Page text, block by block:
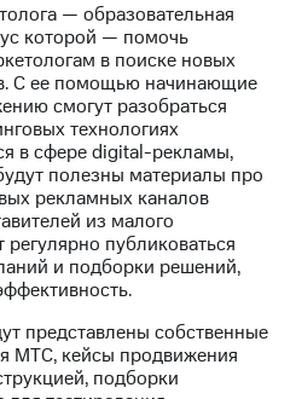
— образовательная
которой — помочь
в поиске новых
С ее помощью начинающие
смогут разобраться
технологиях
в сфере digital-рекламы,
полезны материалы про
рекламных каналов
из малого
регулярно публиковаться
и подборки решений,
представлены собственные
МТС, кейсы продвижения
подборки